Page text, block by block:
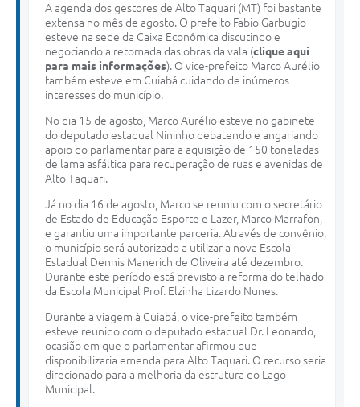
A agenda dos gestores de Alto Taquari (MT) foi bastante
extensa no mês de agosto. O prefeito Fabio Garbugio
esteve na sede da Caixa Econômica discutindo e
negociando a retomada das obras da vala (clique aqui
para mais informações). O vice-prefeito Marco Aurélio
também esteve em Cuiabá cuidando de inúmeros
interesses do município.
No dia 15 de agosto, Marco Aurélio esteve no gabinete
do deputado estadual Nininho debatendo e angariando
apoio do parlamentar para a aquisição de 150 toneladas
de lama asfáltica para recuperação de ruas e avenidas de
Alto Taquari.
Já no dia 16 de agosto, Marco se reuniu com o secretário
de Estado de Educação Esporte e Lazer, Marco Marrafon,
e garantiu uma importante parceria. Através de convênio,
o município será autorizado a utilizar a nova Escola
Estadual Dennis Manerich de Oliveira até dezembro.
Durante este período está previsto a reforma do telhado
da Escola Municipal Prof. Elzinha Lizardo Nunes.
Durante a viagem à Cuiabá, o vice-prefeito também
esteve reunido com o deputado estadual Dr. Leonardo,
ocasião em que o parlamentar afirmou que
disponibilizaria emenda para Alto Taquari. O recurso seria
direcionado para a melhoria da estrutura do Lago
Municipal.